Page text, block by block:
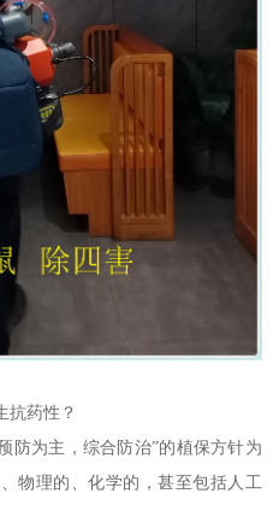
抗药性？
防为主，综合防治”的植保方针为
物理的、化学的，甚至包括人工